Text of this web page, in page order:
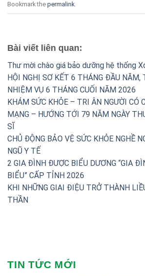
Bookmark the permalink.
Bài viết liên quan:
Thư mời chào giá bảo dưỡng hệ thống
HỘI NGHỊ SƠ KẾT 6 THÁNG ĐẦU NĂM,
NHIỆM VỤ 6 THÁNG CUỐI NĂM 2026
KHÁM SỨC KHỎE – TRI ÂN NGƯỜI CÓ
MẠNG – HƯỚNG TỚI 79 NĂM NGÀY
SĨ
CHỦ ĐỘNG BẢO VỆ SỨC KHỎE NGHỀ
NGŨ Y TẾ
2 GIA ĐÌNH ĐƯỢC BIỂU DƯƠNG “GIA
BIỂU” CẤP TỈNH 2026
KHI NHỮNG GIAI ĐIỆU TRỞ THÀNH
THẦN
TIN TỨC MỚI